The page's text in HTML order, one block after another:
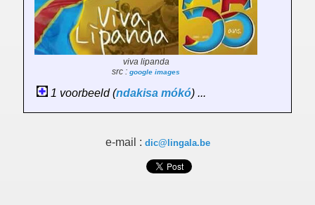
viva lipanda
src : google images
1 voorbeeld (ndakisa mókó) ...
e-mail : dic@lingala.be